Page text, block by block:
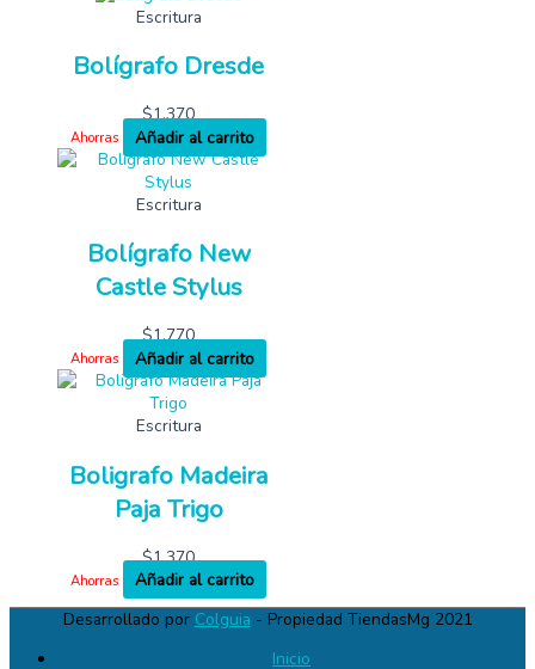
Escritura
Bolígrafo Dresde
$1,370
Ahorras Añadir al carrito
Escritura
Bolígrafo New
Castle Stylus
$1,770
Ahorras Añadir al carrito
Escritura
Boligrafo Madeira
Paja Trigo
$1,370
Ahorras
Añadir al carrito
Desarrollado por Colguia - Propiedad TiendasMg 2021
Inicio